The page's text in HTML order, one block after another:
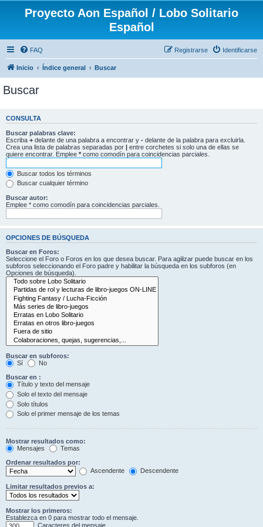
Proyecto Aon Español / Lobo Solitario
Español
FAQ Identificarse
Registrarse
Inicio Índice general Buscar
Buscar
CONSULTA
Buscar palabras clave:
Escriba + delante de una palabra a encontrar y - delante de la palabra para excluirla.
Crea una lista de palabras separadas por | entre corchetes si solo una de ellas se
quiere encontrar. Emplee * como comodín para coincidencias parciales.
Buscar todos los términos
Buscar cualquier término
Buscar autor:
Emplee * como comodín para coincidencias parciales.
OPCIONES DE BÚSQUEDA
Buscar en Foros:
Seleccione el Foro o Foros en los que desea buscar. Para agilizar puede buscar en los
subforos seleccionando el Foro padre y habilitar la búsqueda en los subforos (en
Opciones de búsqueda).
Buscar en subforos:
Sí
No
Buscar en :
Título y texto del mensaje
Solo el texto del mensaje
Solo títulos
Solo el primer mensaje de los temas
Mostrar resultados como:
Mensajes
Temas
Ordenar resultados por:
Ascendente
Descendente
Limitar resultados previos a:
Mostrar los primeros:
Establezca en 0 para mostrar todo el mensaje.
Caracteres del mensaje